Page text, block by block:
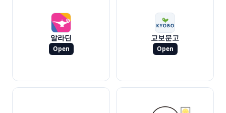
알라딘
Open
교보문고
Open